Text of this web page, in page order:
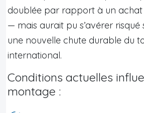
doublée par rapport à un achat
— mais aurait pu s’avérer risqué
une nouvelle chute durable du
international.
Conditions actuelles
montage :